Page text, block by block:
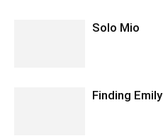
Solo Mio
Finding Emily